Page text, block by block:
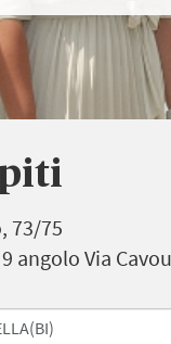
73/75
9 angolo Via